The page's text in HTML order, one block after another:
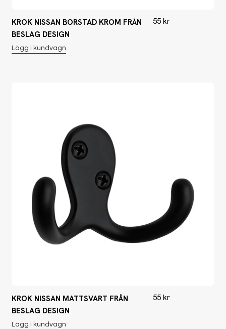
KROK NISSAN BORSTAD KROM FRÅN
BESLAG DESIGN
Lägg i kundvagn
55 kr
KROK NISSAN MATTSVART FRÅN
BESLAG DESIGN
Lägg i kundvagn
55 kr